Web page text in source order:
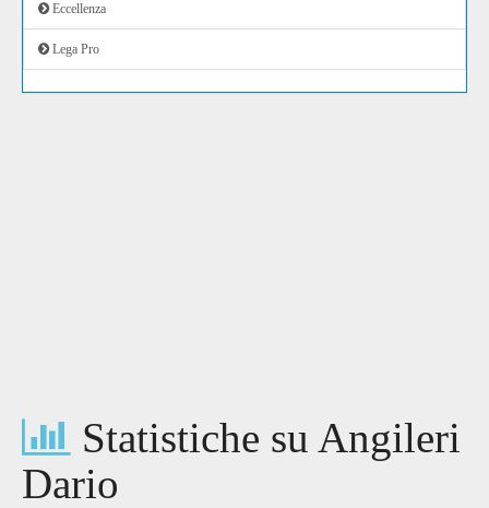
Eccellenza
Lega Pro
Statistiche su Angileri
Dario